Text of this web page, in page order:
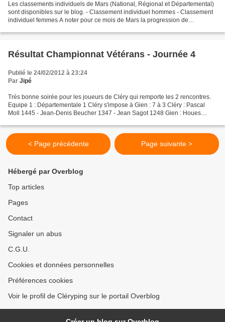
Les classements individuels de Mars (National, Régional et Départemental)
sont disponibles sur le blog. - Classement individuel hommes - Classement
individuel femmes A noter pour ce mois de Mars la progression de
Résultat Championnat Vétérans - Journée 4
Publié le 24/02/2012 à 23:24
Par Jipé
Très bonne soirée pour les joueurs de Cléry qui remporte les 2 rencontres.
Equipe 1 : Départementale 1 Cléry s'impose à Gien : 7 à 3 Cléry : Pascal
Moll 1445 - Jean-Denis Beucher 1347 - Jean Sagot 1248 Gien : Houes
< Page précédente Page suivante >
Hébergé par Overblog
Top articles
Pages
Contact
Signaler un abus
C.G.U.
Cookies et données personnelles
Préférences cookies
Voir le profil de Cléryping sur le portail Overblog